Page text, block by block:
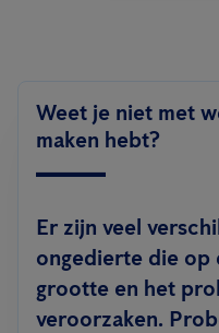
Weet je niet met
maken hebt?
Er zijn veel
ongedierte die op
grootte en het
veroorzaken.